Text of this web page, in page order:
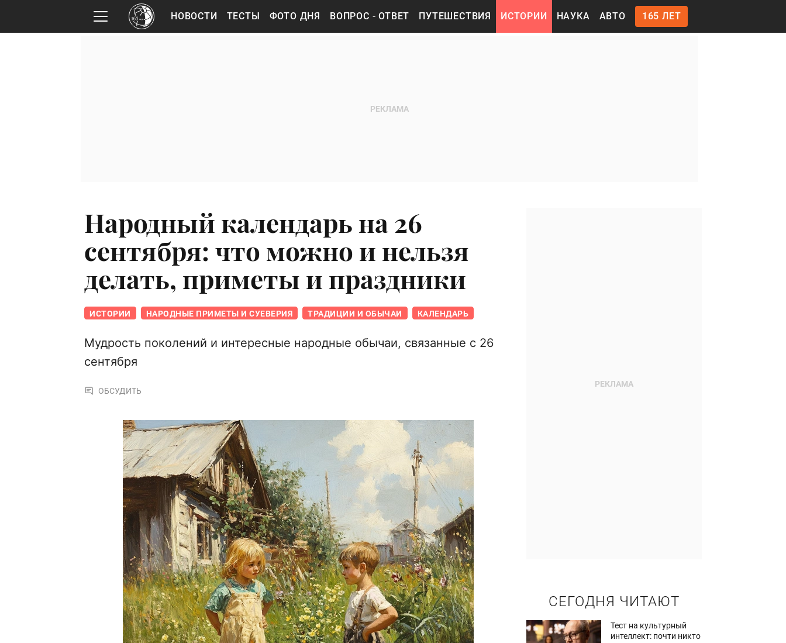
НОВОСТИ ТЕСТЫ ФОТО ДНЯ ВОПРОС - ОТВЕТ ПУТЕШЕСТВИЯ ИСТОРИИ НАУКА АВТО 165 ЛЕТ
Народный календарь на 26
сентября: что можно и нельзя
делать, приметы и праздники
ИСТОРИИ НАРОДНЫЕ ПРИМЕТЫ И СУЕВЕРИЯ ТРАДИЦИИ И ОБЫЧАИ КАЛЕНДАРЬ
Мудрость поколений и интересные народные обычаи, связанные с 26
сентября
ОБСУДИТЬ
СЕГОДНЯ ЧИТАЮТ
Тест на культурный
интеллект: почти никто